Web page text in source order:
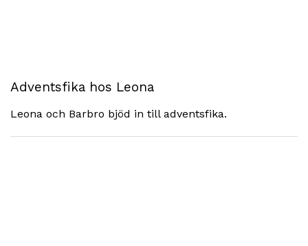
Adventsfika hos Leona
Leona och Barbro bjöd in till adventsfika.